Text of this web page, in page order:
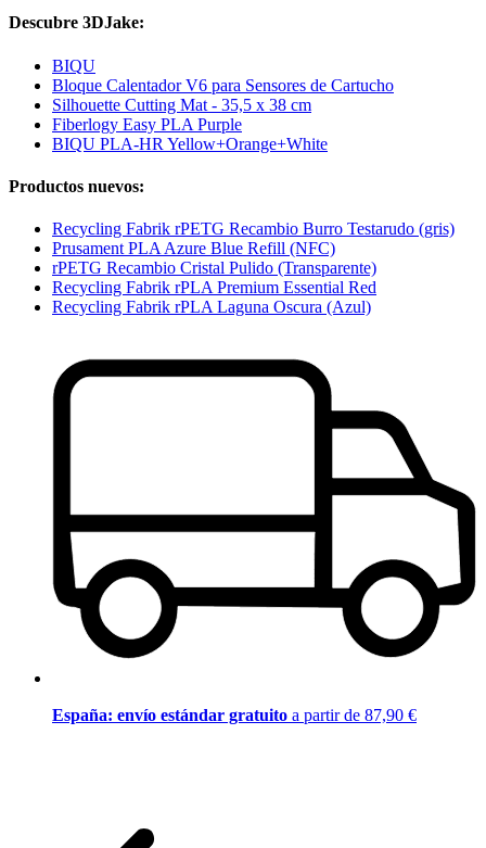
Descubre 3DJake:
BIQU
Bloque Calentador V6 para Sensores de Cartucho
Silhouette Cutting Mat - 35,5 x 38 cm
Fiberlogy Easy PLA Purple
BIQU PLA-HR Yellow+Orange+White
Productos nuevos:
Recycling Fabrik rPETG Recambio Burro Testarudo (gris)
Prusament PLA Azure Blue Refill (NFC)
rPETG Recambio Cristal Pulido (Transparente)
Recycling Fabrik rPLA Premium Essential Red
Recycling Fabrik rPLA Laguna Oscura (Azul)
España: envío estándar gratuito a partir de 87,90 €